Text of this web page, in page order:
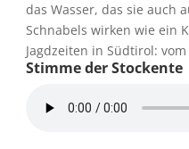
das Wasser, das sie auch
Schnabels wirken wie ein
Jagdzeiten in Südtirol:
Stimme der Stockente